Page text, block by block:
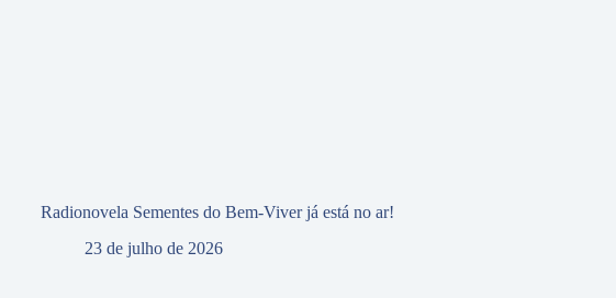
Radionovela Sementes do Bem-Viver já está no ar!
23 de julho de 2026